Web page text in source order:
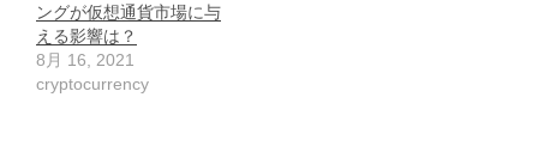
ングが仮想通貨市場に与
える影響は？
8月 16, 2021
cryptocurrency